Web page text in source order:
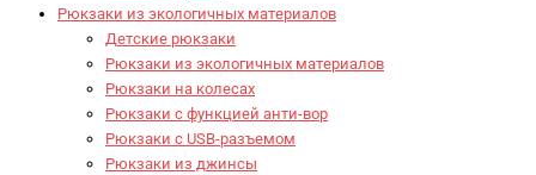
Рюкзаки из экологичных материалов
Детские рюкзаки
Рюкзаки из экологичных материалов
Рюкзаки на колесах
Рюкзаки с функцией анти-вор
Рюкзаки с USB-разъемом
Рюкзаки из джинсы